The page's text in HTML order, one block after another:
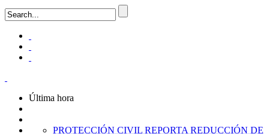
Última hora
PROTECCIÓN CIVIL REPORTA REDUCCIÓN DE